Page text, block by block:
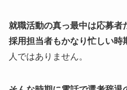
就職活動の真っ最中は応募者
採用担当者もかなり忙しい時
人ではありません。